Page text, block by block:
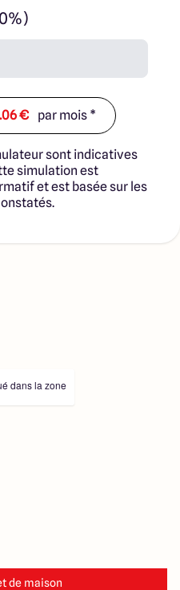
€ par mois *
sont indicatives
simulation est
et est basée sur les
de maison
dans la zone